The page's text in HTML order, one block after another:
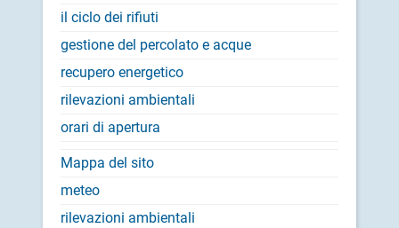
il ciclo dei rifiuti
gestione del percolato e acque
recupero energetico
rilevazioni ambientali
orari di apertura
Mappa del sito
meteo
rilevazioni ambientali